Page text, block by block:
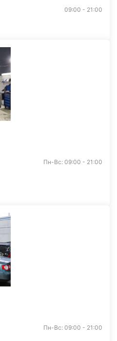
09:00 - 21:00
Пн-Вс: 09:00 - 21:00
Пн-Вс: 09:00 - 21:00